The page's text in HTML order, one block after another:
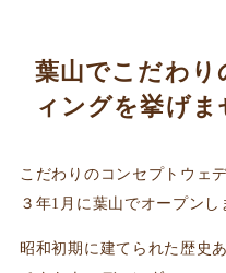
葉山でこだわ
ィングを挙げま
こだわりのコンセプトウェ
３年1月に葉山でオープンし
昭和初期に建てられた歴史